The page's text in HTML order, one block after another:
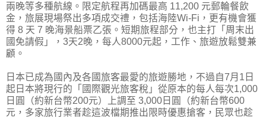
兩晚等多種航線。限定航程再加碼最高 11,200 元郵輪餐飲
金，旅展現場祭出多項成交禮，包括海陸Wi-Fi，更有機會獲
得 8 天 7 晚海景船票乙張。短期旅程部分，也主打「周末出
國免請假」，3天2晚，每人8000元起，工作、旅遊放鬆雙兼
顧。
日本已成為國內及各國旅客最愛的旅遊勝地，不過自7月1日
起日本將現行的「國際觀光旅客稅」從原本的每人每次1,000
日圓（約新台幣200元）上調至 3,000日圓（約新台幣600
元，多家旅行業者趁這波檔期推出限時優惠搶客，民眾也趁